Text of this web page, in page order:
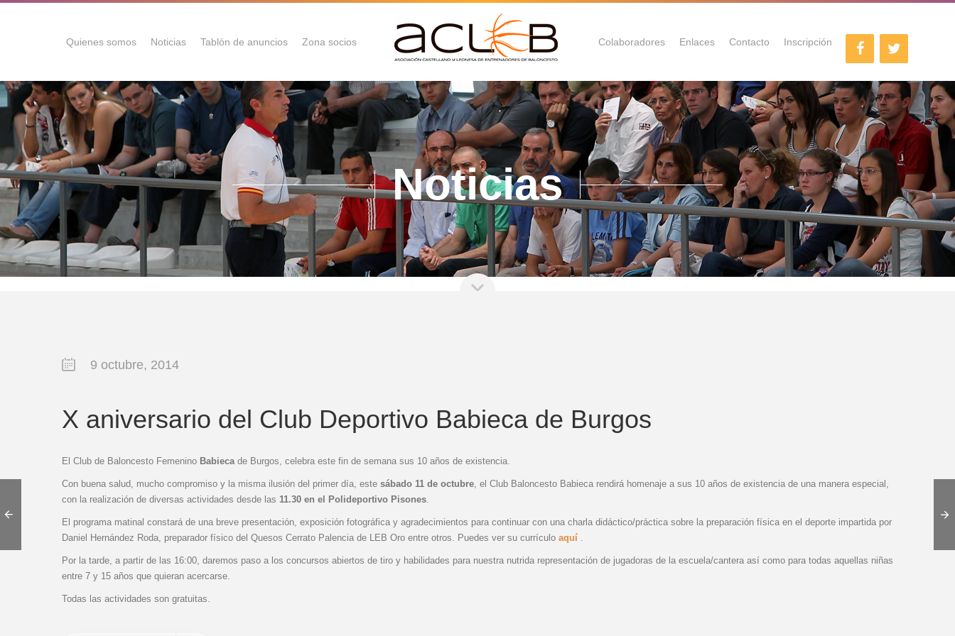
Quienes somos Noticias Tablón de anuncios Zona socios Colaboradores Enlaces Contacto Inscripción
Noticias
9 octubre, 2014
X aniversario del Club Deportivo Babieca de Burgos
El Club de Baloncesto Femenino Babiecade Burgos, celebra este fin de semana sus 10 años de existencia.
Con buena salud, mucho compromiso y la misma ilusión del primer día, este sábado 11 de octubre, el Club Baloncesto Babieca rendirá homenaje a sus 10 años de existencia de una manera especial,
con la realización de diversas actividades desde las 11.30 en el Polideportivo Pisones.
El programa matinal constará de una breve presentación, exposición fotográfica y agradecimientos para continuar con una charla didáctico/práctica sobre la preparación física en el deporte impartida por
Daniel Hernández Roda, preparador físico del Quesos Cerrato Palencia de LEB Oro entre otros. Puedes ver su currículo aquí .
Por la tarde, a partir de las 16:00, daremos paso a los concursos abiertos de tiro y habilidades para nuestra nutrida representación de jugadoras de la escuela/cantera así como para todas aquellas niñas
entre 7 y 15 años que quieran acercarse.
Todas las actividades son gratuitas.